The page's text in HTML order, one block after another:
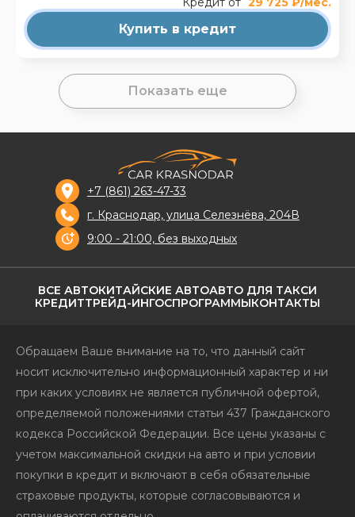
Купить в кредит
Показать еще
ВСЕ АВТОКИТАЙСКИЕ АВТОАВТО ДЛЯ ТАКСИ
КРЕДИТТРЕЙД-ИНГОСПРОГРАММЫКОНТАКТЫ
+7 (861) 263-47-33
г. Краснодар, улица Селезнёва, 204В
9:00 - 21:00, без выходных
Обращаем Ваше внимание на то, что данный сайт
носит исключительно информационный характер и ни
при каких условиях не является публичной офертой,
определяемой положениями статьи 437 Гражданского
кодекса Российской Федерации. Все цены указаны с
учетом максимальной скидки на авто и при условии
покупки в кредит и включают в себя обязательные
страховые продукты, которые согласовываются и